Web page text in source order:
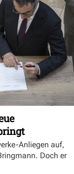
Anliegen auf,
Doch er